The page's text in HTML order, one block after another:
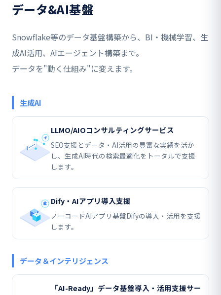
データ&AI基盤
Snowflake等のデータ基盤構築から、BI・機械学習、生
成AI活用、AIエージェント構築まで。
データを"動く仕組み"に変えます。
生成AI
LLMO/AIOコンサルティングサービス
SEO支援とデータ・AI活用の豊富な実績を活か
し、生成AI時代の検索最適化をトータルで支援
します。
Dify・AIアプリ導入支援
ノーコードAIアプリ基盤Difyの導入・活用を支援
します。
データ＆インテリジェンス
「AI-Ready」データ基盤導入・活用支援サー